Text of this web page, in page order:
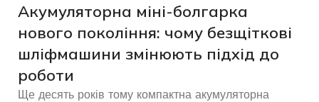
Акумуляторна міні-болгарка
нового покоління: чому безщіткові
шліфмашини змінюють підхід до
роботи
Ще десять років тому компактна акумуляторна